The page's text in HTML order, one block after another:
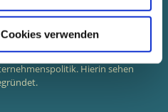
verwenden
Unternehmen mit
Interesse unserer Kunden.
Zusammenarbeit ist das
Hierin sehen